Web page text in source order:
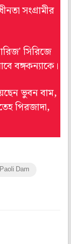
সংগ্রামীর
সিরিজে
বঙ্গকন্যাকে।
ভুবন বাম,
পিরজাদা,
Paoli Dam